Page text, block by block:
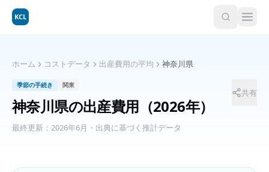
KCL
ホーム コストデータ 出産費用の平均 神奈川県
季節の手続き 関東
神奈川県の出産費用 （2026年）
最終更新： 2026年6月 ・出典に基づく推計データ
共有